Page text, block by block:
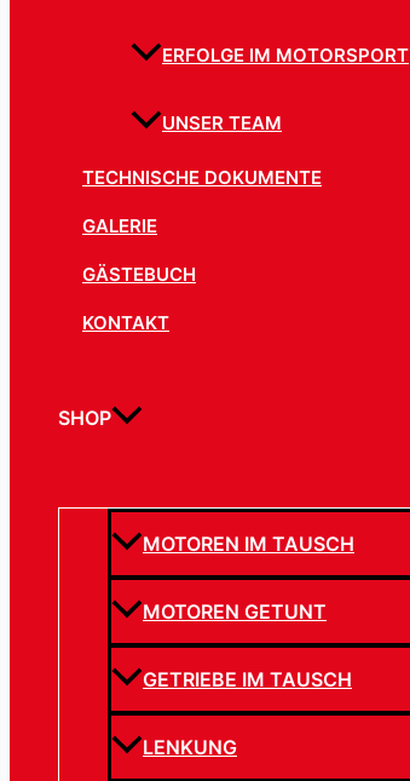
ERFOLGE IM MOTORSPORT
UNSER TEAM
TECHNISCHE DOKUMENTE
GALERIE
GÄSTEBUCH
KONTAKT
SHOP
MOTOREN IM TAUSCH
MOTOREN GETUNT
GETRIEBE IM TAUSCH
LENKUNG